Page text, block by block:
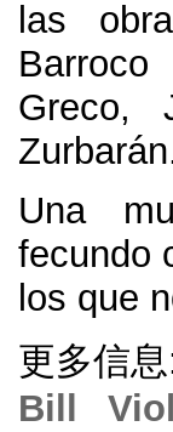
las
Greco,
Zurbarán
Una
fecundo
los que
更多信息
Bill